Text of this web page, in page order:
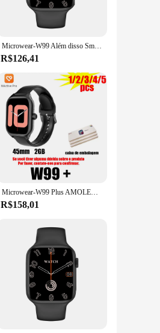
Microwear-W99 Além disso Smartwatch, AMOLED, 2GB ROM, W99 Original Além disso, Wearmax OS10, Bússola NFC, Chamada Bluetooth, Série GPS 9
R$126,41
Microwear-W99 Plus AMOLED Smart Watch para homens e mulheres, carregamento sem fio, GPS Upgrade, 2GB Rom, 45mm, W28 Pro
R$158,01